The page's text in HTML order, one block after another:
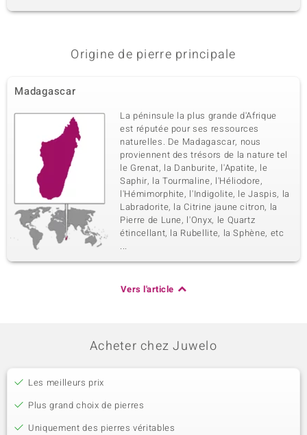
Origine de pierre principale
Madagascar
La péninsule la plus grande d'Afrique
est réputée pour ses ressources
naturelles. De Madagascar, nous
proviennent des trésors de la nature tel
le Grenat, la Danburite, l'Apatite, le
Saphir, la Tourmaline, l'Héliodore,
l'Hémimorphite, l'Indigolite, le Jaspis, la
Labradorite, la Citrine jaune citron, la
Pierre de Lune, l'Onyx, le Quartz
étincellant, la Rubellite, la Sphène, etc
...
Vers l'article
Acheter chez Juwelo
Les meilleurs prix
Plus grand choix de pierres
Uniquement des pierres véritables